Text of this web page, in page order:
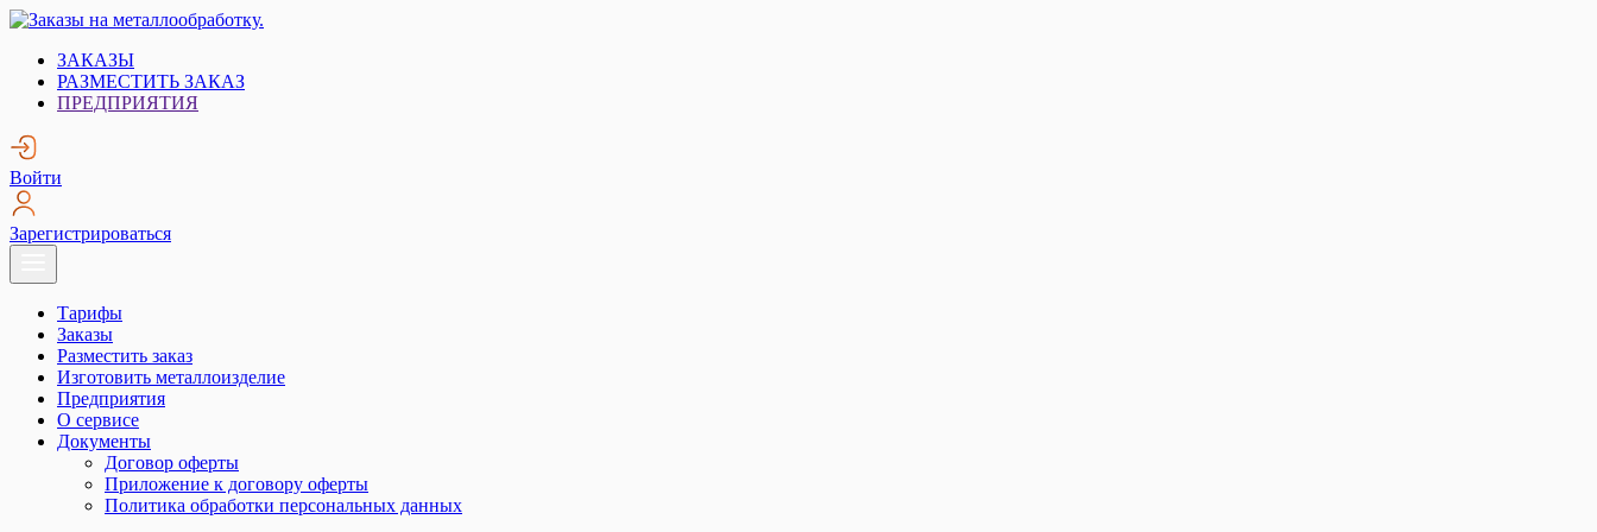
Skip
content
Заказы на металлообработку.
Металлообработка. Открытые заказы на металлообработку.
ЗАКАЗЫ
РАЗМЕСТИТЬ ЗАКАЗ
ПРЕДПРИЯТИЯ
Войти
Зарегистрироваться
Тарифы
Заказы
Разместить заказ
Изготовить металлоизделие
Предприятия
О сервисе
Документы
Договор оферты
Приложение к договору оферты
Политика обработки персональных данных